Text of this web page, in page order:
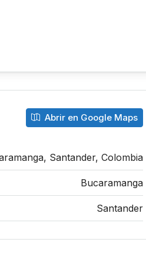
Abrir en Google Maps
Santander, Colombia
Bucaramanga
Santander